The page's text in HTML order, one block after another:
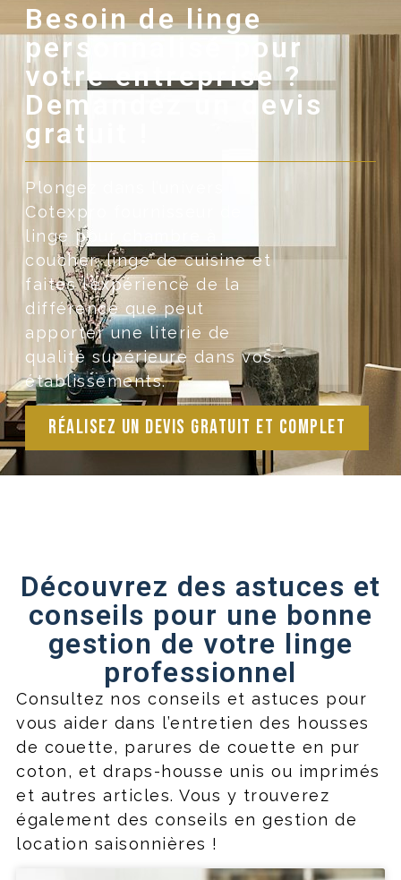
Besoin de linge
personnalisé pour
votre entreprise ?
Demandez un devis
gratuit !
Plongez dans l’univers
Cotexpro fournisseur de
linge pour chambre à
coucher, linge de cuisine et
faites l’expérience de la
différence que peut
apporter une literie de
qualité supérieure dans vos
établissements.
Réalisez un devis gratuit et complet
Découvrez des astuces et
conseils pour une bonne
gestion de votre linge
professionnel
Consultez nos conseils et astuces pour
vous aider dans l’entretien des housses
de couette, parures de couette en pur
coton, et draps-housse unis ou imprimés
et autres articles. Vous y trouverez
également des conseils en gestion de
location saisonnières !